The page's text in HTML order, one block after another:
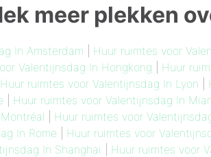
meer plekken
In Amsterdam Huur ruimtes voor
Valentijnsdag In Hongkong Huur
Huur ruimtes voor Valentijnsdag In Lyon
Huur ruimtes voor Valentijnsdag In
Huur ruimtes voor
In Rome
Huur ruimtes voor
In Shanghai Huur ruimtes voor